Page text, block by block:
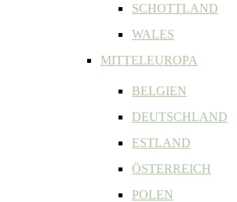
SCHOTTLAND
WALES
MITTELEUROPA
BELGIEN
DEUTSCHLAND
ESTLAND
ÖSTERREICH
POLEN